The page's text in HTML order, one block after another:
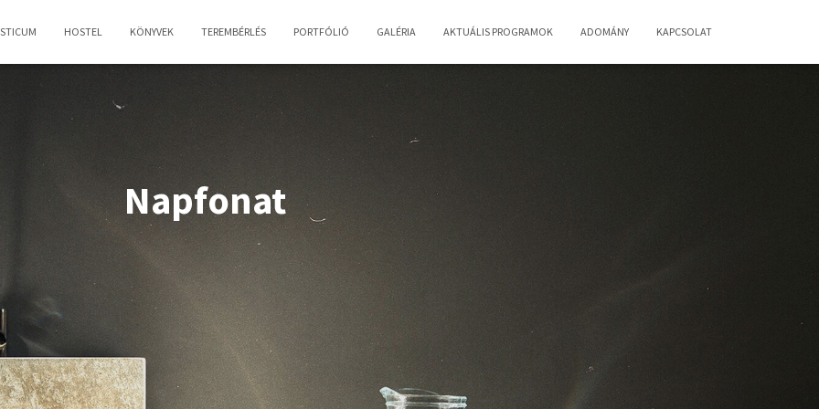
HOSTEL KÖNYVEK TEREMBÉRLÉS PORTFÓLIÓ GALÉRIA AKTUÁLIS PROGRAMOK ADOMÁNY KAPCSOLAT
Napfonat